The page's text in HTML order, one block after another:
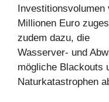
Investitionsvolumen
Millionen Euro
zudem dazu, die
Wasserver- und
mögliche Blackouts
Naturkatastrophen